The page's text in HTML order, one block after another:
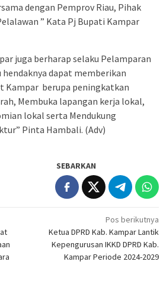
dengan Pemprov Riau, Pihak
” Kata Pj Bupati Kampar
juga berharap selaku Pelamparan
hendaknya dapat memberikan
Kampar berupa peningkatkan
Membuka lapangan kerja lokal,
lokal serta Mendukung
Pinta Hambali. (Adv)
SEBARKAN
Pos berikutnya
Ketua DPRD Kab. Kampar Lantik
Kepengurusan IKKD DPRD Kab.
Kampar Periode 2024-2029